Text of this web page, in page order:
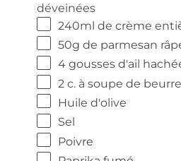
déveinées
240ml de crème
50g de parmesan
4 gousses d'ail
2 c. à soupe de
Huile d'olive
Sel
Poivre